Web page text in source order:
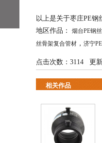
以上是关于枣庄PE
地区作品： 烟台PE钢
丝骨架复合管材， 济宁
点击次数： 3114更新
相关作品